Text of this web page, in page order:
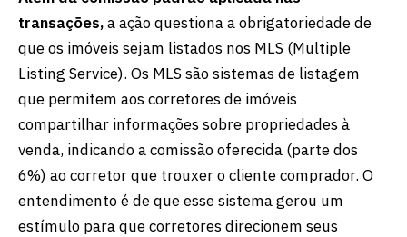
transações,a ação questiona a obrigatoriedade de
que os imóveis sejam listados nos MLS (Multiple
Listing Service). Os MLS são sistemas de listagem
que permitem aos corretores de imóveis
compartilhar informações sobre propriedades à
venda, indicando a comissão oferecida (parte dos
6%) ao corretor que trouxer o cliente comprador. O
entendimento é de que esse sistema gerou um
estímulo para que corretores direcionem seus